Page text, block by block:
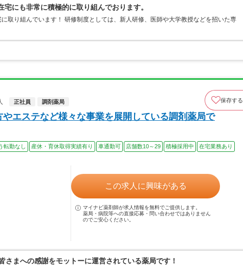
にも非常に積極的に取り組んでおります。
取り組んでいます！ 研修制度としては、新人研修、医師や大学教授などを招いた専
正社員 調剤薬局 保存する
やエステなど様々な事業を展開している調剤薬局で
転勤なし 産休・育休取得実績有り 車通勤可 店舗数10～29 積極採用中
在宅業務あり
この求人に興味がある
マイナビ薬剤師が求人情報を無料でご提供します。
薬局・病院等への直接応募・問い合わせではありません
のでご安心ください。
さまへの感謝をモットーに運営されている薬局です！